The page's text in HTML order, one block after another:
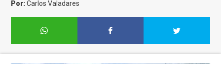
Por:Carlos Valadares